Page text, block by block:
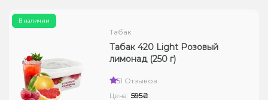
В наличии
Табак
Табак 420 Light Розовый
лимонад (250 г)
51 Отзывов
Цена: 595₴